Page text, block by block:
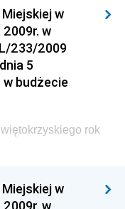
Polskiego
Policji
i Polityki
Budownictwa
Zagranicznych
w
w
233/2009
5
w budżecie
rok
w
w